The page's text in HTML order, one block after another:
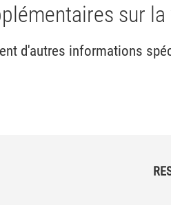
sur la
d'autres informations